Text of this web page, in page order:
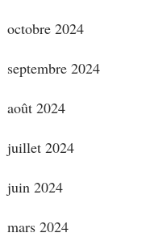
octobre 2024
septembre 2024
août 2024
juillet 2024
juin 2024
mars 2024